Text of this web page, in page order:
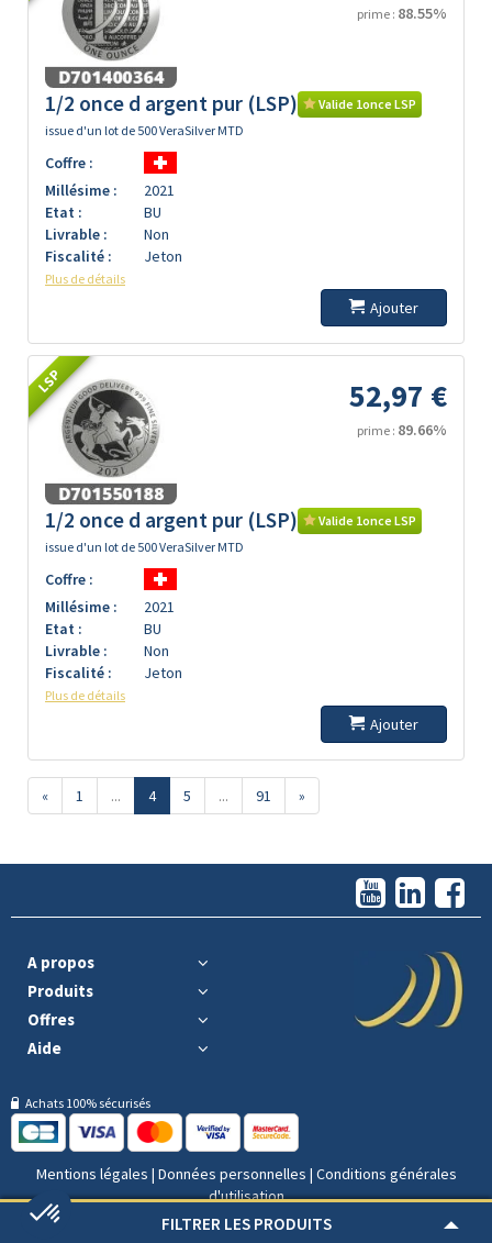
FILTRER LES PRODUITS
prime : 88.55%
1/2 once d argent pur (LSP)
Valide 1once LSP
issue d'un lot de 500 VeraSilver MTD
Coffre :
Millésime :
2021
Etat :
BU
Livrable :
Non
Fiscalité :
Jeton
Plus de détails
Ajouter
LSP 52,97 €
prime : 89.66%
1/2 once d argent pur (LSP)
Valide 1once LSP
issue d'un lot de 500 VeraSilver MTD
Coffre :
Millésime :
2021
Etat :
BU
Livrable :
Non
Fiscalité :
Jeton
Plus de détails
Ajouter
« 1 ... 4 5 ... 91 »
A propos
Produits
Offres
Aide
Achats 100% sécurisés
Mentions légales | Données personnelles | Conditions générales
d'utilisation